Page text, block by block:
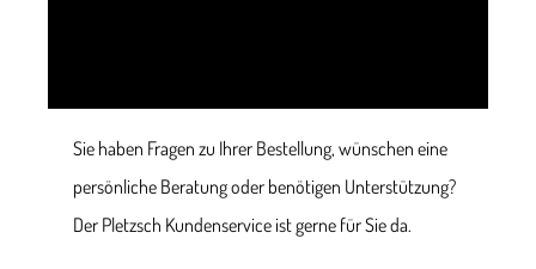
Sie haben Fragen zu Ihrer Bestellung, wünschen eine
persönliche Beratung oder benötigen Unterstützung?
Der Pletzsch Kundenservice ist gerne für Sie da.